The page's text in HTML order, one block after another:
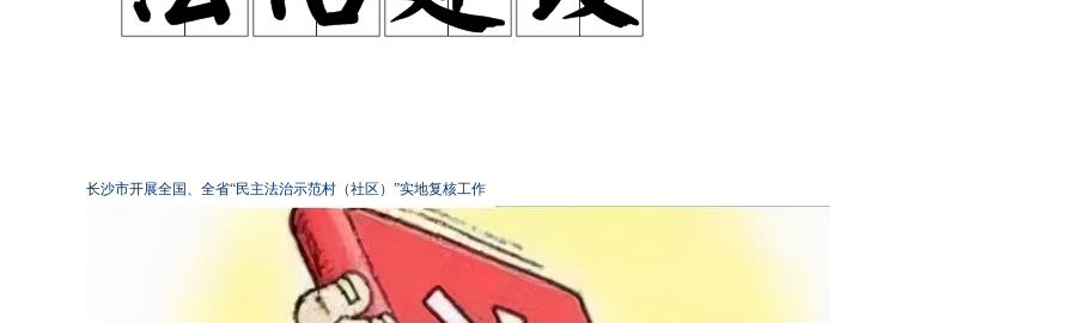
长沙市开展全国、全省“民主法治示范村（社区）”实地复核工作